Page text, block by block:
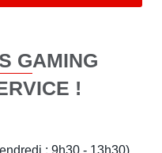
GAMING
!